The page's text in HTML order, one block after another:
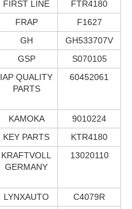
FIRST LINE
FTR4180
FRAP
F1627
GH
GH533707V
GSP
S070105
IAP QUALITY
PARTS
60452061
KAMOKA
9010224
KEY PARTS
KTR4180
KRAFTVOLL
GERMANY
13020110
LYNXAUTO
C4079R